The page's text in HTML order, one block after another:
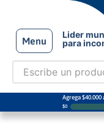
Menu
Lider
para
Agrega
$0